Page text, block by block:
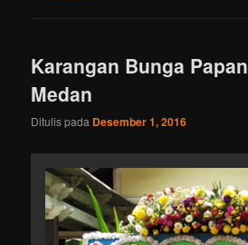
Karangan Bunga Papan
Medan
Ditulis pada Desember 1, 2016